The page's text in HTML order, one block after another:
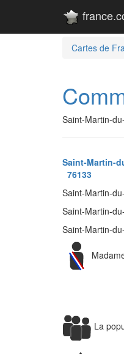
Cartes de
Saint-Martin-
Saint-Martin-
76133
Saint-Martin-
Saint-Martin-
Saint-Martin-
La